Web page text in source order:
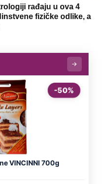
rađaju u ova 4
fizičke odlike, a